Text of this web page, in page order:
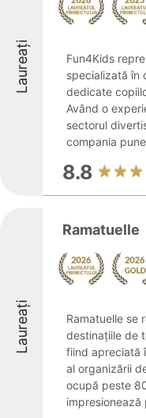
Laureați
Fun4Kids
specializată în
dedicate
Având o
sectorul
compania
8.8
Laureați
Ramatuelle
Ramatuelle se
destinațiile de
fiind apreciată
al organizării
ocupă peste